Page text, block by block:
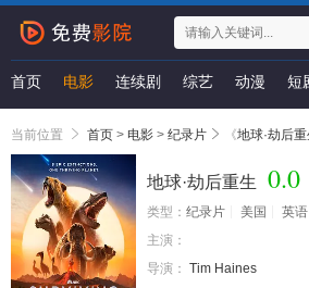
首页 电影 连续剧 综艺 动漫 短
当前位置 首页 > 电影 > 纪录片 《地球·劫后重
地球·劫后重生 0.0
类型： 纪录片 美国 英语
主演：
导演： Tim Haines